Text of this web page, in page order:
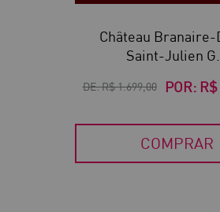
Château Branaire-
Saint-Julien
DE:R$ 1.699,00 POR:
COMPRAR